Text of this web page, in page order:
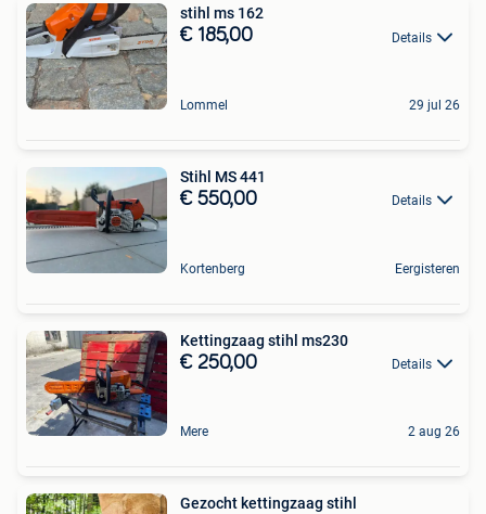
stihl ms 162
€ 185,00 Details
Lommel 29 jul 26
Stihl MS 441
€ 550,00 Details
Kortenberg Eergisteren
Kettingzaag stihl ms230
€ 250,00 Details
Mere 2 aug 26
Gezocht kettingzaag stihl